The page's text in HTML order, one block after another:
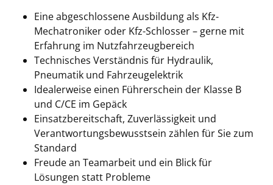
Eine abgeschlossene Ausbildung als Kfz-
Mechatroniker oder Kfz-Schlosser – gerne mit
Erfahrung im Nutzfahrzeugbereich
Technisches Verständnis für Hydraulik,
Pneumatik und Fahrzeugelektrik
Idealerweise einen Führerschein der Klasse B
und C/CE im Gepäck
Einsatzbereitschaft, Zuverlässigkeit und
Verantwortungsbewusstsein zählen für Sie zum
Standard
Freude an Teamarbeit und ein Blick für
Lösungen statt Probleme